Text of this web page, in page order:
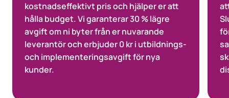
kostnadseffektivt pris och hjälper er att
hålla budget. Vi garanterar 30 % lägre
avgift om ni byter från er nuvarande
leverantör och erbjuder 0 kr i utbildnings-
och implementeringsavgift för nya
kunder.